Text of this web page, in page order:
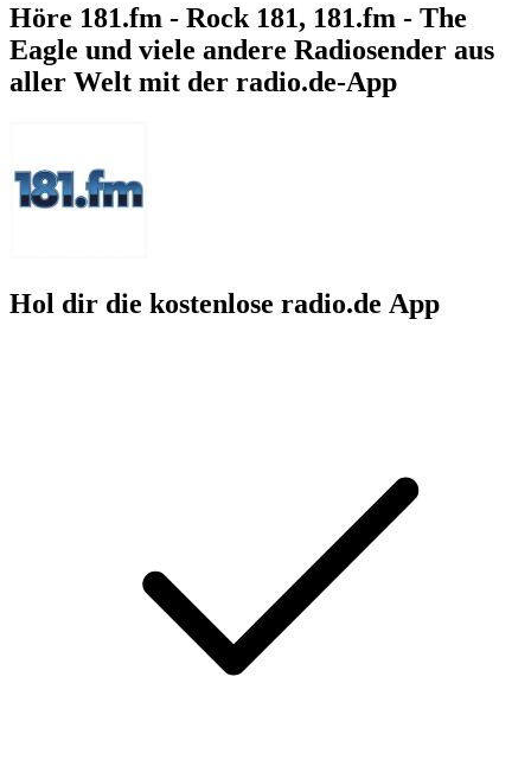
Höre 181.fm - Rock 181, 181.fm - The
Eagle und viele andere Radiosender aus
aller Welt mit der radio.de-App
Hol dir die kostenlose radio.de App